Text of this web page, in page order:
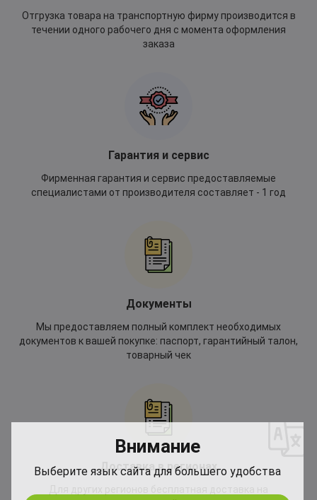
Отгрузка товара на транспортную фирму производится в
течении одного рабочего дня с момента оформления
заказа
Гарантия и сервис
Фирменная гарантия и сервис предоставляемые
специалистами от производителя составляет - 1 год
Документы
Мы предоставляем полный комплект необходимых
документов к вашей покупке: паспорт, гарантийный талон,
товарный чек
Доставка в регионах
Внимание
Выберите язык сайта для большего удобства